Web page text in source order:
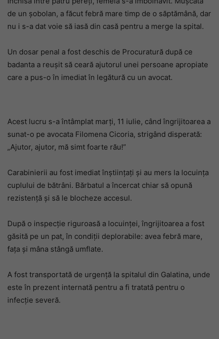
de un șobolan, a făcut febră mare timp de o săptămână, dar
nu i s-a dat voie să iasă din casă pentru a merge la spital.
Un dosar penal a fost deschis de Procuratură după ce
badanta a reușit să ceară ajutorul unei persoane apropiate
care a pus-o în imediat în legătură cu un avocat.
Acest lucru s-a întâmplat marți, 11 iulie, când îngrijitoarea a
sunat-o pe avocata Filomena Cicoria, strigând disperată:
„Ajutor, ajutor, mă simt foarte rău!”
Carabinierii au fost imediat înștiințați și au mers la locuința
cuplului de bătrâni. Bărbatul a încercat chiar să opună
rezistență și să le blocheze accesul.
După o inspecție riguroasă a locuinței, îngrijitoarea a fost
găsită pe un pat, în condiții deplorabile: avea febră mare,
fața și mâna stângă umflate.
A fost transportată de urgență la spitalul din Galatina, unde
este în prezent internată pentru a fi tratată pentru o
infecție severă.